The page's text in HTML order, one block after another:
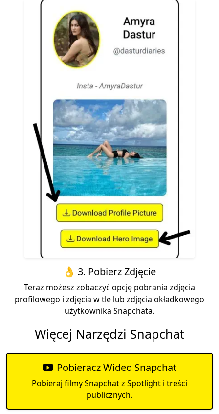
👌 3. Pobierz Zdjęcie
Teraz możesz zobaczyć opcję pobrania zdjęcia
profilowego i zdjęcia w tle lub zdjęcia okładkowego
użytkownika Snapchata.
Więcej Narzędzi Snapchat
Pobieracz Wideo Snapchat
Pobieraj filmy Snapchat z Spotlight i treści
publicznych.